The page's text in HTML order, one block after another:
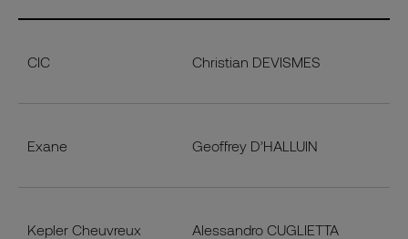
CIC Christian DEVISMES
Exane Geoffrey D’HALLUIN
Kepler Cheuvreux Alessandro CUGLIETTA